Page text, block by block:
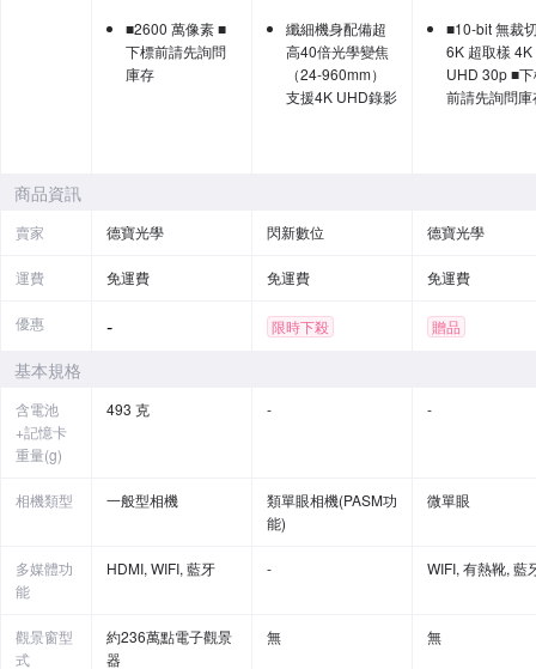
貨)
VLOG
■2600 萬像素 ■
下標前請先詢問
庫存
纖細機身配備超
高40倍光學變焦
（24-960mm）
支援4K UHD錄影
■10-bit 無裁
6K 超取樣 4K
UHD 30p ■
前請先詢問庫
商品資訊
賣家 德寶光學 閃新數位 德寶光學
運費 免運費 免運費 免運費
優惠 - 限時下殺 贈品
基本規格
含電池
+記憶卡
重量(g)
493 克 - -
相機類型 一般型相機
類單眼相機(PASM功
能)
微單眼
多媒體功
能
HDMI, WIFI, 藍牙 - WIFI, 有熱靴, 藍
觀景窗型
式
約236萬點電子觀景
器
無 無